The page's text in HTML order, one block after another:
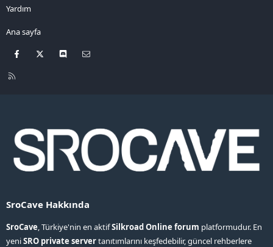
Yardım
Ana sayfa
Facebook Discord
R
SroCave Hakkında
SroCave, Türkiye'nin en aktifSilkroad Online forum platformudur. En
yeniSRO private servertanıtımlarını keşfedebilir, güncel rehberlere